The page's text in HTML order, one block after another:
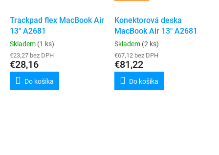
Trackpad flex MacBook Air
13" A2681
Skladem (1 ks)
€23,27 bez DPH
€28,16
Do košíka
Konektorová deska
MacBook Air 13" A2681
Skladem (2 ks)
€67,12 bez DPH
€81,22
Do košíka